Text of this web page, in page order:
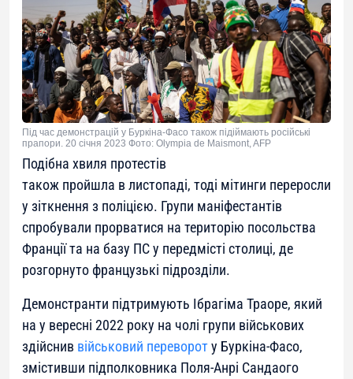
Під час демонстрацій у Буркіна-Фасо також підіймають російські
прапори. 20 січня 2023 Фото: Olympia de Maismont, AFP
Подібна хвиля протестів
також пройшла в листопаді, тоді мітинги переросли
у зіткнення з поліцією. Групи маніфестантів
спробували прорватися на територію посольства
Франції та на базу ПС у передмісті столиці, де
розгорнуто французькі підрозділи.
Демонстранти підтримують Ібрагіма Траоре, який
на у вересні 2022 року на чолі групи військових
здійснив військовий перевороту Буркіна-Фасо,
змістивши підполковника Поля-Анрі Сандаого